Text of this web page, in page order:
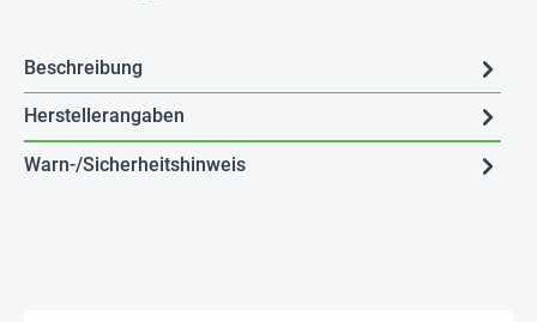
Beschreibung
Herstellerangaben
Warn-/Sicherheitshinweis